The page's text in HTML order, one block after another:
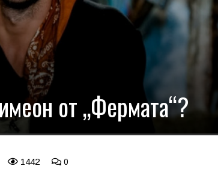
от „Фермата“?
1442 0